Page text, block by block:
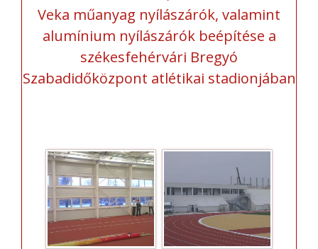
Veka műanyag nyílászárók, valamint
alumínium nyílászárók beépítése a
székesfehérvári Bregyó
Szabadidőközpont atlétikai stadionjában